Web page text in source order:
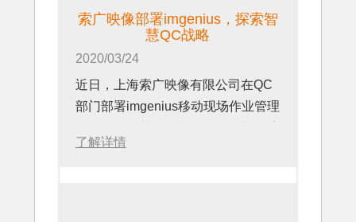
索广映像部署imgenius，探索智
慧QC战略
2020/03/24
近日，上海索广映像有限公司在QC
部门部署imgenius移动现场作业管理
实现智慧QC战略。
了解详情